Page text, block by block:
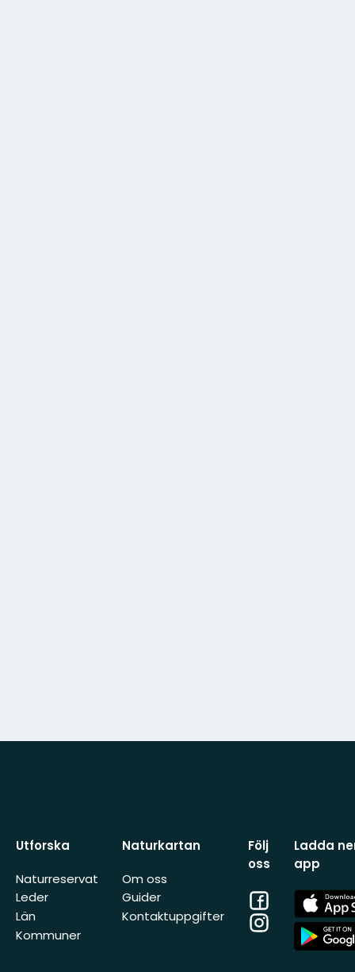
Utforska
Naturreservat
Leder
Län
Kommuner
Naturkartan
Om oss
Guider
Kontaktuppgifter
Följ
oss
Facebook
Instagram
Ladda
app
App
Store
App
Store